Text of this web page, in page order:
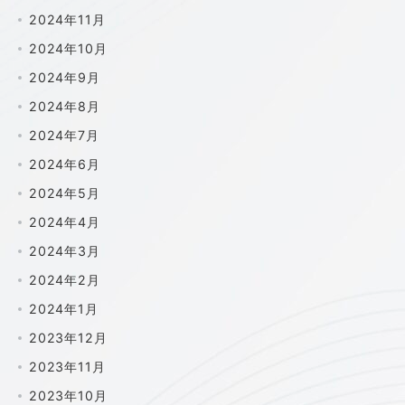
2024年11月
2024年10月
2024年9月
2024年8月
2024年7月
2024年6月
2024年5月
2024年4月
2024年3月
2024年2月
2024年1月
2023年12月
2023年11月
2023年10月